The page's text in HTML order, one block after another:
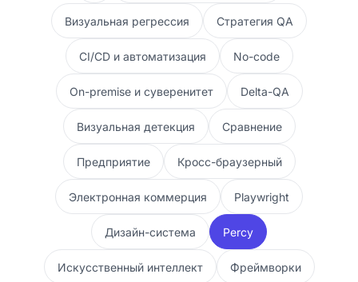
Визуальная регрессия Стратегия QA
CI/CD и автоматизация No-code
On-premise и суверенитет Delta-QA
Визуальная детекция Сравнение
Предприятие Кросс-браузерный
Электронная коммерция Playwright
Дизайн-система Percy
Искусственный интеллект Фреймворки